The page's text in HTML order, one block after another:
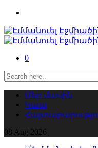
0
Մեր մասին
Կապ
08 Aug 2026